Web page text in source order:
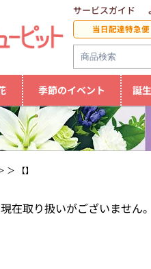
サービスガイド
当日配達特急便
季節のイベント 誕
【】
在取り扱いがございません。